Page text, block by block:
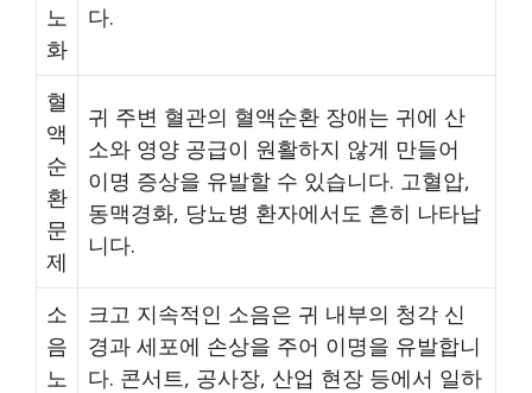
노
화
다.
혈
액
순
환
문
제
귀 주변 혈관의 혈액순환 장애는 귀에 산
소와 영양 공급이 원활하지 않게 만들어
이명 증상을 유발할 수 있습니다. 고혈압,
동맥경화, 당뇨병 환자에서도 흔히 나타납
니다.
소
음
노
크고 지속적인 소음은 귀 내부의 청각 신
경과 세포에 손상을 주어 이명을 유발합니
다. 콘서트, 공사장, 산업 현장 등에서 일하